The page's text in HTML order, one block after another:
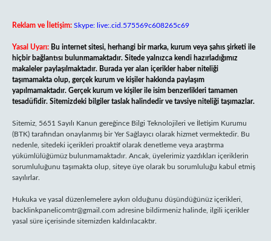
Reklam ve İletişim: Skype: live:.cid.575569c608265c69
Yasal Uyarı: Bu internet sitesi, herhangi bir marka, kurum veya şahıs şirketi ile
hiçbir bağlantısı bulunmamaktadır. Sitede yalnızca kendi hazırladığımız
makaleler paylaşılmaktadır. Burada yer alan içerikler haber niteliği
taşımamakta olup, gerçek kurum ve kişiler hakkında paylaşım
yapılmamaktadır. Gerçek kurum ve kişiler ile isim benzerlikleri tamamen
tesadüfidir. Sitemizdeki bilgiler taslak halindedir ve tavsiye niteliği taşımazlar.
Sitemiz, 5651 Sayılı Kanun gereğince Bilgi Teknolojileri ve İletişim Kurumu
(BTK) tarafından onaylanmış bir Yer Sağlayıcı olarak hizmet vermektedir. Bu
nedenle, sitedeki içerikleri proaktif olarak denetleme veya araştırma
yükümlülüğümüz bulunmamaktadır. Ancak, üyelerimiz yazdıkları içeriklerin
sorumluluğunu taşımakta olup, siteye üye olarak bu sorumluluğu kabul etmiş
sayılırlar.
Hukuka ve yasal düzenlemelere aykırı olduğunu düşündüğünüz içerikleri,
backlinkpanelicomtr@gmail.com adresine bildirmeniz halinde, ilgili içerikler
yasal süre içerisinde sitemizden kaldırılacaktır.